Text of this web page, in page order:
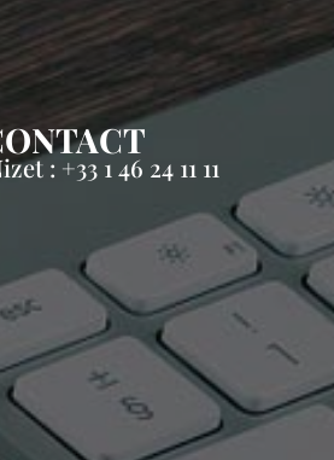
: +33 1 46 24 11 11